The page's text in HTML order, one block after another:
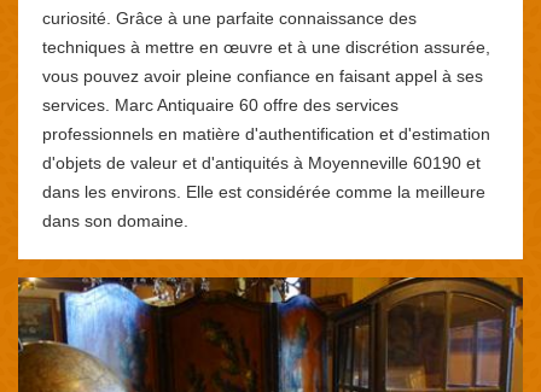
curiosité. Grâce à une parfaite connaissance des
techniques à mettre en œuvre et à une discrétion assurée,
vous pouvez avoir pleine confiance en faisant appel à ses
services. Marc Antiquaire 60 offre des services
professionnels en matière d'authentification et d'estimation
d'objets de valeur et d'antiquités à Moyenneville 60190 et
dans les environs. Elle est considérée comme la meilleure
dans son domaine.